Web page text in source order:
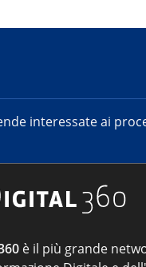
interessate ai
è il più grande